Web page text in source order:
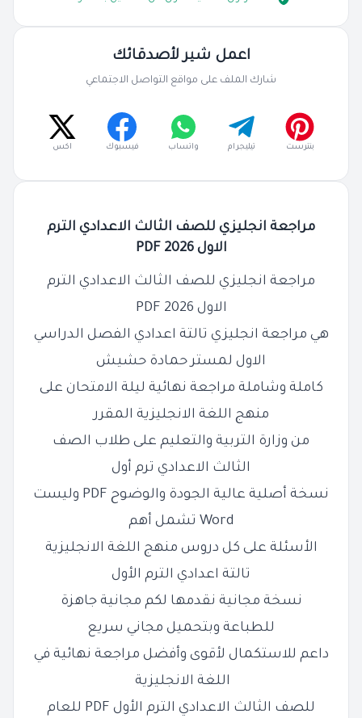
مراجعة انجليزي للصف الثالث الاعدادي الترم
الاول 2026 PDF
مراجعة انجليزي للصف الثالث الاعدادي الترم
الاول 2026 PDF
هي مراجعة انجليزي تالتة اعدادي الفصل الدراسي
الاول لمستر حمادة حشيش
كاملة وشاملة مراجعة نهائية ليلة الامتحان على
منهج اللغة الانجليزية المقرر
من وزارة التربية والتعليم على طلاب الصف
الثالث الاعدادي ترم أول
نسخة أصلية عالية الجودة والوضوح PDF وليست
Word تشمل أهم
الأسئلة على كل دروس منهج اللغة الانجليزية
تالتة اعدادي الترم الأول
نسخة مجانية نقدمها لكم مجانية جاهزة
للطباعة وبتحميل مجاني سريع
داعم للاستكمال لأقوى وأفضل مراجعة نهائية في
اللغة الانجليزية
للصف الثالث الاعدادي الترم الأول PDF للعام
اعمل شير لأصدقائك
شارك الملف على مواقع التواصل الاجتماعي
بنترست تيليجرام واتساب فيسبوك اكس